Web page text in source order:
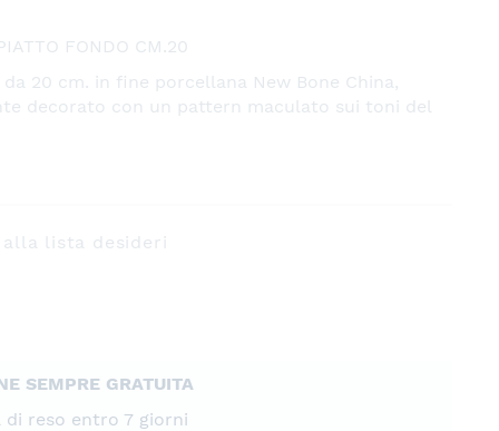
FONDO CM.20
20 cm. in fine porcellana New Bone China,
decorato con un pattern maculato sui toni del
lista desideri
SEMPRE GRATUITA
di reso entro 7 giorni